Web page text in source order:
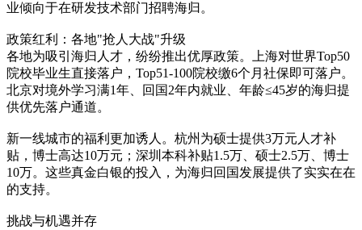
业倾向于在研发技术部门招聘海归。
政策红利：各地"抢人大战"升级
各地为吸引海归人才，纷纷推出优厚政策。上海对世界Top50
院校毕业生直接落户，Top51-100院校缴6个月社保即可落户。
北京对境外学习满1年、回国2年内就业、年龄≤45岁的海归提
供优先落户通道。
新一线城市的福利更加诱人。杭州为硕士提供3万元人才补
贴，博士高达10万元；深圳本科补贴1.5万、硕士2.5万、博士
10万。这些真金白银的投入，为海归回国发展提供了实实在在
的支持。
挑战与机遇并存